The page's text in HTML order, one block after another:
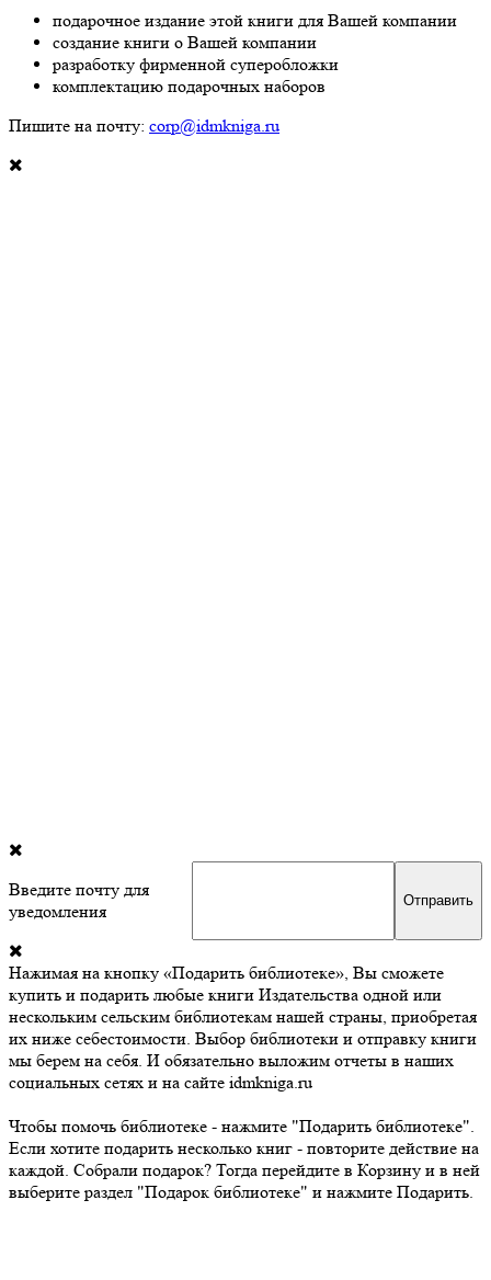
подарочное издание этой книги для Вашей компании
создание книги о Вашей компании
разработку фирменной суперобложки
комплектацию подарочных наборов
Пишите на почту: corp@idmkniga.ru
Введите почту для
уведомления
Нажимая на кнопку «Подарить библиотеке», Вы сможете
купить и подарить любые книги Издательства одной или
нескольким сельским библиотекам нашей страны, приобретая
их ниже себестоимости. Выбор библиотеки и отправку книги
мы берем на себя. И обязательно выложим отчеты в наших
социальных сетях и на сайте idmkniga.ru
Чтобы помочь библиотеке - нажмите "Подарить библиотеке".
Если хотите подарить несколько книг - повторите действие на
каждой. Собрали подарок? Тогда перейдите в Корзину и в ней
выберите раздел "Подарок библиотеке" и нажмите Подарить.